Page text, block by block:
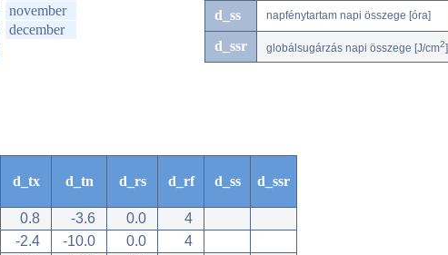
november
december
d_ss napfénytartam napi összege [óra]
d_ssr globálsugárzás napi összege [J/cm2]
d_tx d_tn d_rs d_rf d_ss d_ssr
0.8 -3.6 0.0
4
-2.4 -10.0 0.0
4